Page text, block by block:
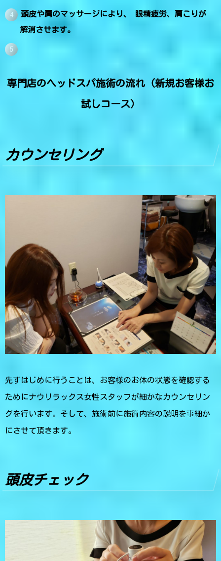
頭皮や肩のマッサージにより、 眼精疲労、肩こりが
解消させます。
専門店のヘッドスパ施術の流れ（新規お客様お
試しコース）
カウンセリング
先ずはじめに行うことは、お客様のお体の状態を確認する
ためにナウリラックス女性スタッフが細かなカウンセリン
グを行います。そして、施術前に施術内容の説明を事細か
にさせて頂きます。
頭皮チェック